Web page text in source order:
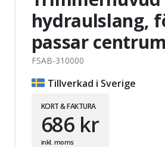
hydraulslang,
passar
FSAB-310000
Tillverkad i Sverige
KORT & FAKTURA
686 kr
inkl. moms